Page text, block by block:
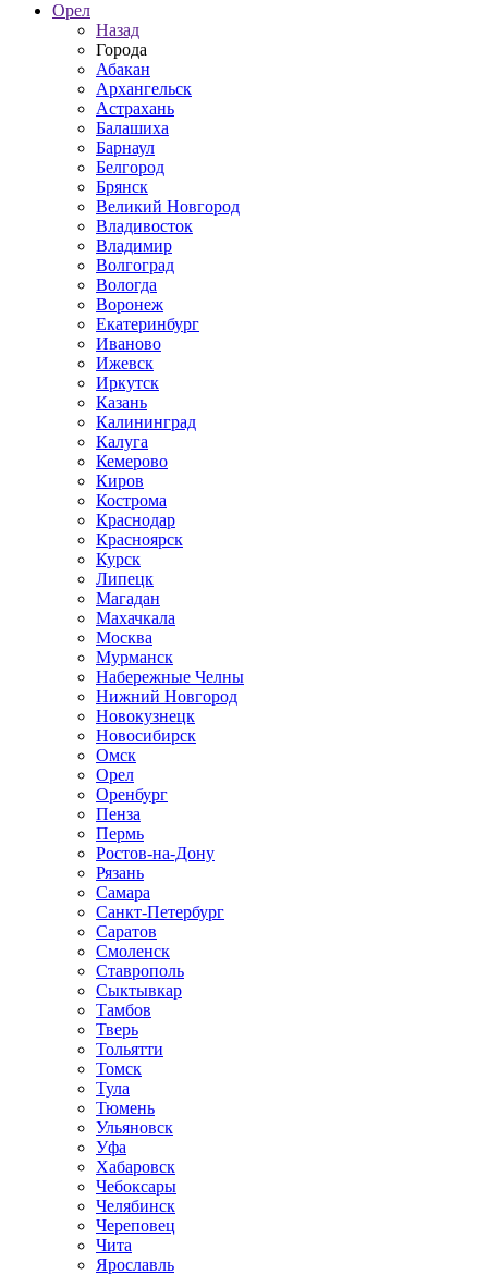
Орел
Назад
Города
Абакан
Архангельск
Астрахань
Балашиха
Барнаул
Белгород
Брянск
Великий Новгород
Владивосток
Владимир
Волгоград
Вологда
Воронеж
Екатеринбург
Иваново
Ижевск
Иркутск
Казань
Калининград
Калуга
Кемерово
Киров
Кострома
Краснодар
Красноярск
Курск
Липецк
Магадан
Махачкала
Москва
Мурманск
Набережные Челны
Нижний Новгород
Новокузнецк
Новосибирск
Омск
Орел
Оренбург
Пенза
Пермь
Ростов-на-Дону
Рязань
Самара
Санкт-Петербург
Саратов
Смоленск
Ставрополь
Сыктывкар
Тамбов
Тверь
Тольятти
Томск
Тула
Тюмень
Ульяновск
Уфа
Хабаровск
Чебоксары
Челябинск
Череповец
Чита
Ярославль